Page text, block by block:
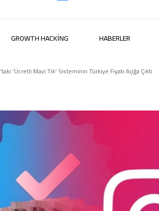
GROWTH HACKING HABERLER
‘Ücretli Mavi Tik’ Sisteminin Türkiye Fiyatı Açığa Çıktı